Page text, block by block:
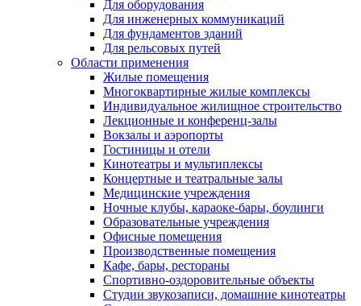
Для оборудования
Для инженерных коммуникаций
Для фундаментов зданий
Для рельсовых путей
Области применения
Жилые помещения
Многоквартирные жилые комплексы
Индивидуальное жилищное строительство
Лекционные и конференц-залы
Вокзалы и аэропорты
Гостиницы и отели
Кинотеатры и мультиплексы
Концертные и театральные залы
Медицинские учреждения
Ночные клубы, караоке-бары, боулинги
Образовательные учреждения
Офисные помещения
Производственные помещения
Кафе, бары, рестораны
Спортивно-оздоровительные объекты
Студии звукозаписи, домашние кинотеатры